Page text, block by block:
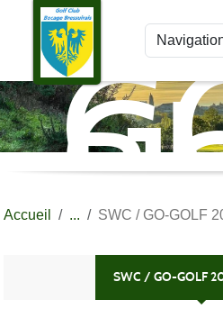
Accueil SWC / GO-GOLF
SWC / GO-GOLF
Panneau de gestion des cookies